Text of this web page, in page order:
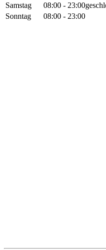
Samstag
08:00 - 23:00
Sonntag
08:00 - 23:00